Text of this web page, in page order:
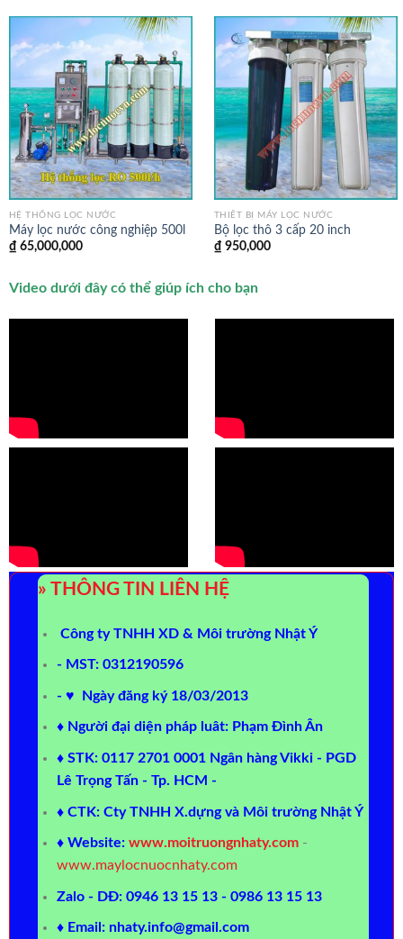
HỆ THỐNG LỌC NƯỚC
Máy lọc nước công nghiệp 500l
₫ 65,000,000
THIẾT BỊ MÁY LỌC NƯỚC
Bộ lọc thô 3 cấp 20 inch
₫ 950,000
Video dưới đây có thể giúp ích cho bạn
» THÔNG TIN LIÊN HỆ
Công ty TNHH XD & Môi trường Nhật Ý
- MST: 0312190596
- ♥ Ngày đăng ký 18/03/2013
♦ Người đại diện pháp luât: Phạm Đình Ân
♦ STK: 0117 2701 0001 Ngân hàng Vikki - PGD
Lê Trọng Tấn - Tp. HCM -
♦ CTK: Cty TNHH X.dựng và Môi trường Nhật Ý
♦ Website: www.moitruongnhaty.com -
www.maylocnuocnhaty.com
Zalo - DĐ: 0946 13 15 13 - 0986 13 15 13
♦ Email: nhaty.info@gmail.com